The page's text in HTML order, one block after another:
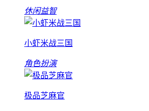
休闲益智
小虾米战三国
角色扮演
极品芝麻官